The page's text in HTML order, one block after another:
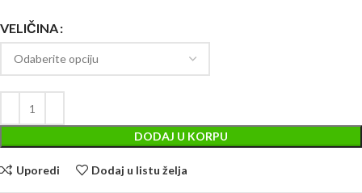
VELIČINA
DODAJ U KORPU
Uporedi Dodaj u listu želja